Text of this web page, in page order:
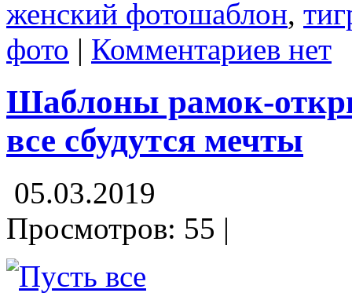
женский фотошаблон,
фото | Комментариев нет
Шаблоны рамок-
все сбудутся мечты
05.03.2019
Просмотров: 55 |